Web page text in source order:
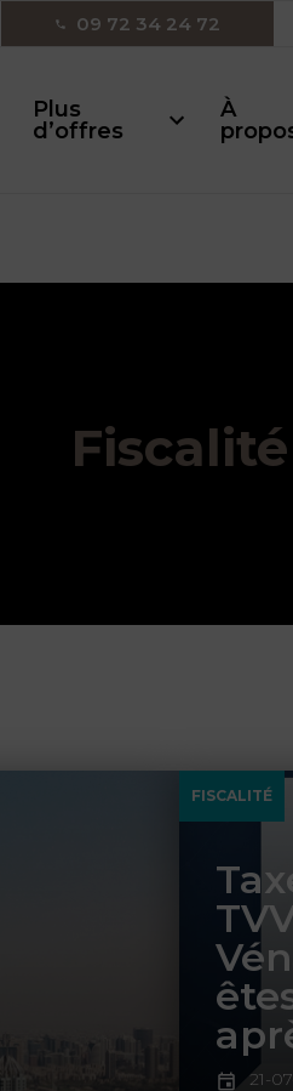
09 72 34 24 72
Plus
d’offres
À
Fiscalité
FISCALITÉ
21-